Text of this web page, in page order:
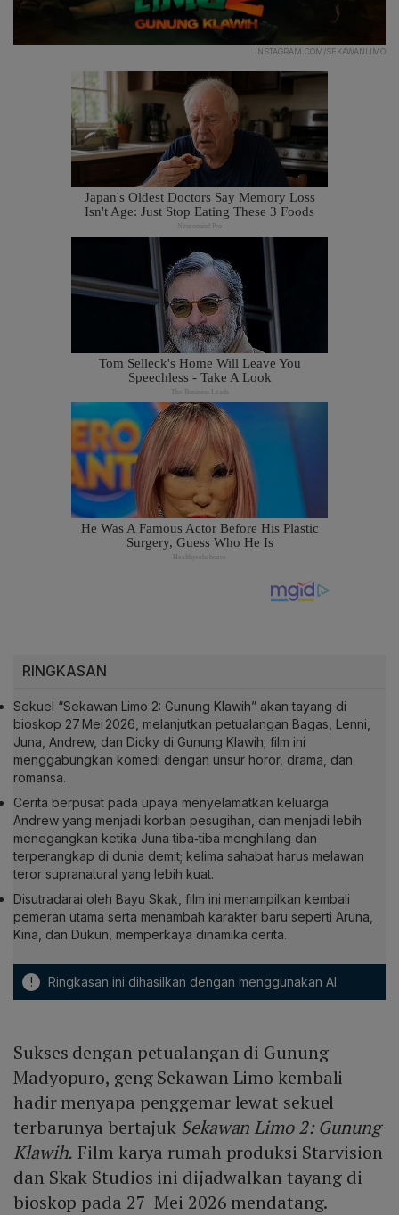
INSTAGRAM.COM/SEKAWANLIMO
RINGKASAN
Sekuel “Sekawan Limo 2: Gunung Klawih” akan tayang di
bioskop 27 Mei 2026, melanjutkan petualangan Bagas, Lenni,
Juna, Andrew, dan Dicky di Gunung Klawih; film ini
menggabungkan komedi dengan unsur horor, drama, dan
romansa.
Cerita berpusat pada upaya menyelamatkan keluarga
Andrew yang menjadi korban pesugihan, dan menjadi lebih
menegangkan ketika Juna tiba‑tiba menghilang dan
terperangkap di dunia demit; kelima sahabat harus melawan
teror supranatural yang lebih kuat.
Disutradarai oleh Bayu Skak, film ini menampilkan kembali
pemeran utama serta menambah karakter baru seperti Aruna,
Kina, dan Dukun, memperkaya dinamika cerita.
! Ringkasan ini dihasilkan dengan menggunakan AI
Sukses dengan petualangan di Gunung
Madyopuro, geng Sekawan Limo kembali
hadir menyapa penggemar lewat sekuel
terbarunya bertajuk Sekawan Limo 2: Gunung
Klawih. Film karya rumah produksi Starvision
dan Skak Studios ini dijadwalkan tayang di
bioskop pada 27 Mei 2026 mendatang.